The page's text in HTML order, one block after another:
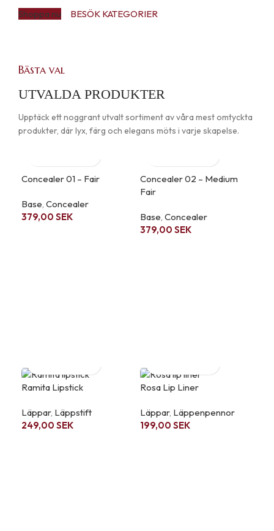
Shoppa nu BESÖK KATEGORIER
Bästa val
UTVALDA PRODUKTER
Upptäck ett noggrant utvalt sortiment av våra mest omtyckta
produkter, där lyx, färg och elegans möts i varje skapelse.
Concealer 01 – Fair
Base Concealer
379,00 SEK
Concealer 02 – Medium
Fair
Base Concealer
379,00 SEK
Ramita Lipstick
Läppar, Läppstift
249,00 SEK
Rosa Lip Liner
Läppar, Läppenpennor
199,00 SEK